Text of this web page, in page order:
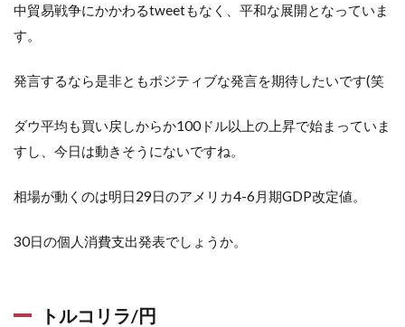
中貿易戦争にかかわるtweetもなく、平和な展開となっていま
す。
発言するなら是非ともポジティブな発言を期待したいです(笑
ダウ平均も買い戻しからか100ドル以上の上昇で始まっていま
すし、今日は動きそうにないですね。
相場が動くのは明日29日のアメリカ4-6月期GDP改定値。
30日の個人消費支出発表でしょうか。
トルコリラ/円